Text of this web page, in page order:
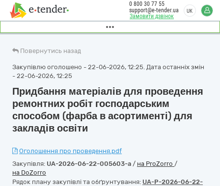
Замовити дзвінок
0 800 30 77 55
support@e-tender.ua
UK
Повернутись назад
Закупівлю оголошено - 22-06-2026, 12:25. Дата останніх змін
- 22-06-2026, 12:25
Придбання матеріалів для проведення
ремонтних робіт господарським
способом (фарба в асортименті) для
закладів освіти
Оголошення про проведення.pdf
Закупівля: UA-2026-06-22-005603-a / на ProZorro /
на DoZorro
Рядок плану закупівлі та обґрунтування: UA-P-2026-06-22-